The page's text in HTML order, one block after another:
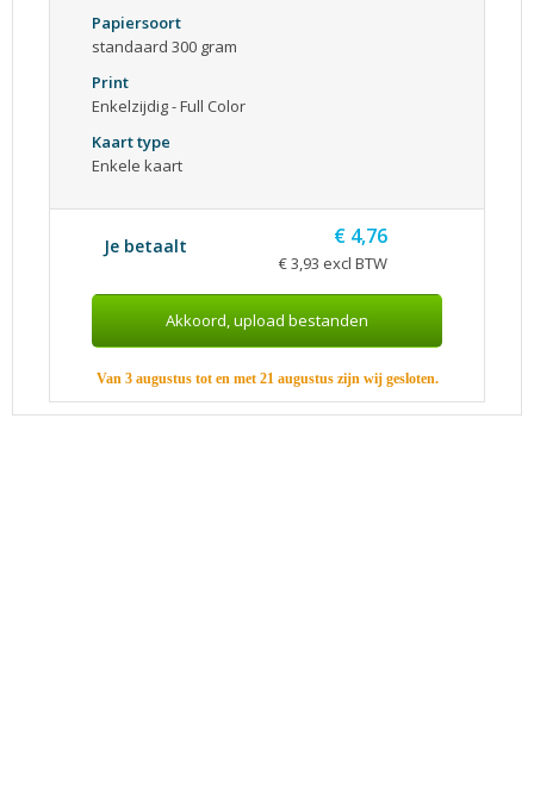
Papiersoort
standaard 300 gram
Print
Enkelzijdig - Full Color
Kaart type
Enkele kaart
Je betaalt € 4,76
€ 3,93 excl BTW
Van 3 augustus tot en met 21 augustus zijn wij gesloten.